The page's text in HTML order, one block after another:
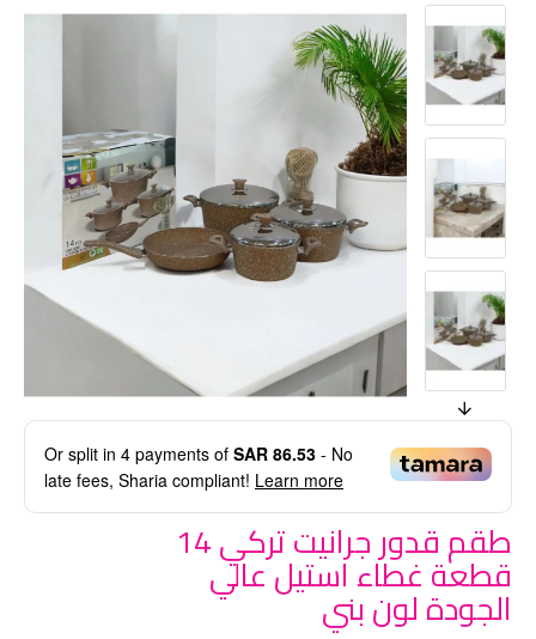
Or split in 4 payments of SAR 86.53 - No
late fees, Sharia compliant! Learn more
طقم قدور جرانيت تركي 14
قطعة غطاء استيل عالي
الجودة لون بني